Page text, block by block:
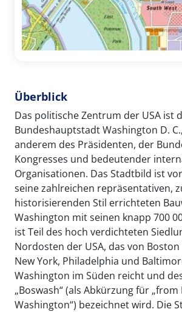
Überblick
Das politische Zentrum der USA ist
Bundeshauptstadt Washington D.
anderem des Präsidenten, der
Kongresses und bedeutender
Organisationen. Das Stadtbild ist
seine zahlreichen repräsentativen,
historisierenden Stil errichteten
Washington mit seinen knapp 700
ist Teil des hoch verdichteten
Nordosten der USA, das von
New York, Philadelphia und
Washington im Süden reicht und
„Boswash“ (als Abkürzung für
Washington“) bezeichnet wird. Die